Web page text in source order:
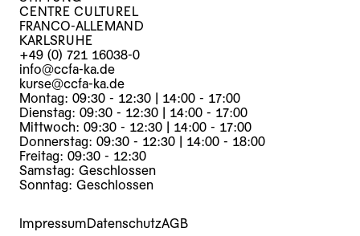
CENTRE CULTUREL
FRANCO-ALLEMAND
KARLSRUHE
+49 (0) 721 16038-0
info@ccfa-ka.de
kurse@ccfa-ka.de
Montag: 09:30 - 12:30 | 14:00 - 17:00
Dienstag: 09:30 - 12:30 | 14:00 - 17:00
Mittwoch: 09:30 - 12:30 | 14:00 - 17:00
Donnerstag: 09:30 - 12:30 | 14:00 - 18:00
Freitag: 09:30 - 12:30
Samstag: Geschlossen
Sonntag: Geschlossen
ImpressumDatenschutzAGB